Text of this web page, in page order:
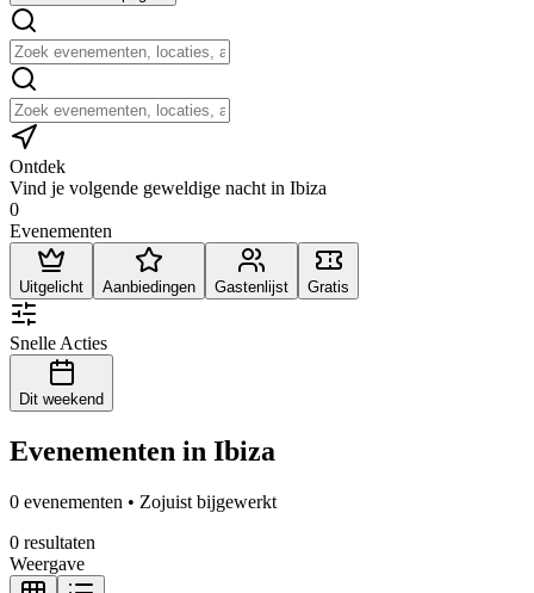
Ontdek
Vind je volgende geweldige nacht in Ibiza
0
Evenementen
Uitgelicht Aanbiedingen Gastenlijst Gratis
Snelle Acties
Dit weekend
Evenementen in Ibiza
0 evenementen • Zojuist bijgewerkt
0 resultaten
Weergave